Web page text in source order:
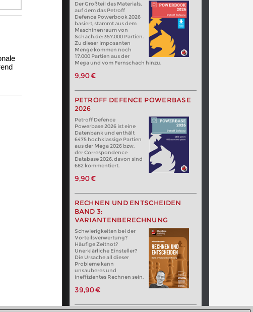
Der Großteil des Materials,
auf dem das Petroff
Defence Powerbook 2026
basiert, stammt aus dem
Maschinenraum von
Schach.de: 357.000 Partien.
Zu dieser imposanten
Menge kommen noch
17.000 Partien aus der
Mega und vom Fernschach hinzu.
9,90 €
PETROFF DEFENCE POWERBASE
2026
Petroff Defence
Powerbase 2026 ist eine
Datenbank und enthält
6475 hochklassige Partien
aus der Mega 2026 bzw.
der Correspondence
Database 2026, davon sind
682 kommentiert.
9,90 €
RECHNEN UND ENTSCHEIDEN
BAND 3:
VARIANTENBERECHNUNG
Schwierigkeiten bei der
Vorteilsverwertung?
Häufige Zeitnot?
Unerklärliche Einsteller?
Die Ursache all dieser
Probleme kann
unsauberes und
ineffizientes Rechnen sein.
39,90 €